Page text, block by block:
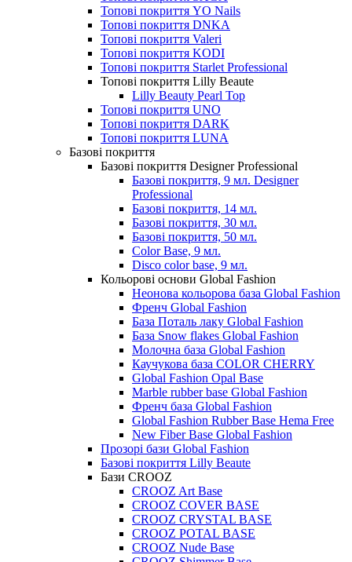
Топові покриття YO Nails
Топові покриття DNKA
Топові покриття Valeri
Топові покриття KODI
Топові покриття Starlet Professional
Топові покриття Lilly Beaute
Lilly Beauty Pearl Top
Топові покриття UNO
Топові покриття DARK
Топові покриття LUNA
Базові покриття
Базові покриття Designer Professional
Базові покриття, 9 мл. Designer
Professional
Базові покриття, 14 мл.
Базові покриття, 30 мл.
Базові покриття, 50 мл.
Color Base, 9 мл.
Disco color base, 9 мл.
Кольорові основи Global Fashion
Неонова кольорова база Global Fashion
Френч Global Fashion
База Поталь лаку Global Fashion
База Snow flakes Global Fashion
Молочна база Global Fashion
Каучукова база COLOR CHERRY
Global Fashion Opal Base
Marble rubber base Global Fashion
Френч база Global Fashion
Global Fashion Rubber Base Hema Free
New Fiber Base Global Fashion
Прозорі бази Global Fashion
Базові покриття Lilly Beaute
Бази CROOZ
CROOZ Art Base
CROOZ COVER BASE
CROOZ CRYSTAL BASE
CROOZ POTAL BASE
CROOZ Nude Base